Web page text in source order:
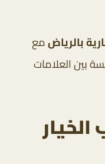
بالرياضمع
بين العلامات